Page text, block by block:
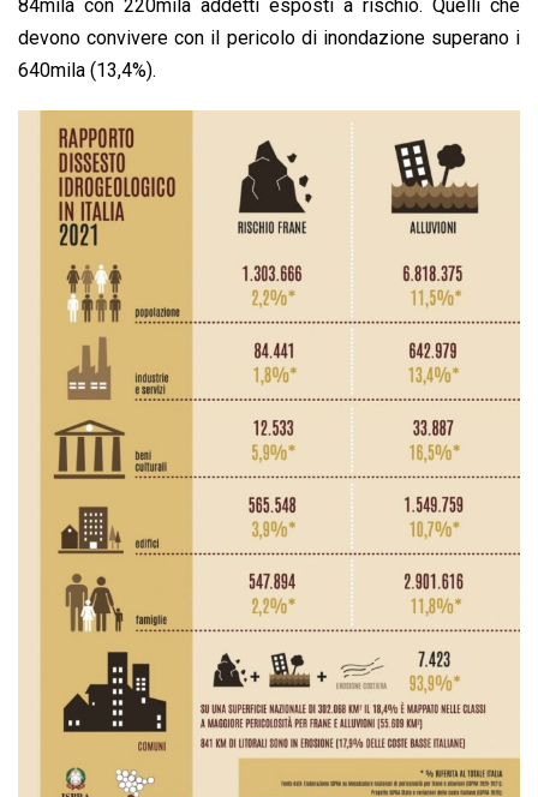
84mila con 220mila addetti esposti a rischio. Quelli che
devono convivere con il pericolo di inondazione superano i
640mila (13,4%).